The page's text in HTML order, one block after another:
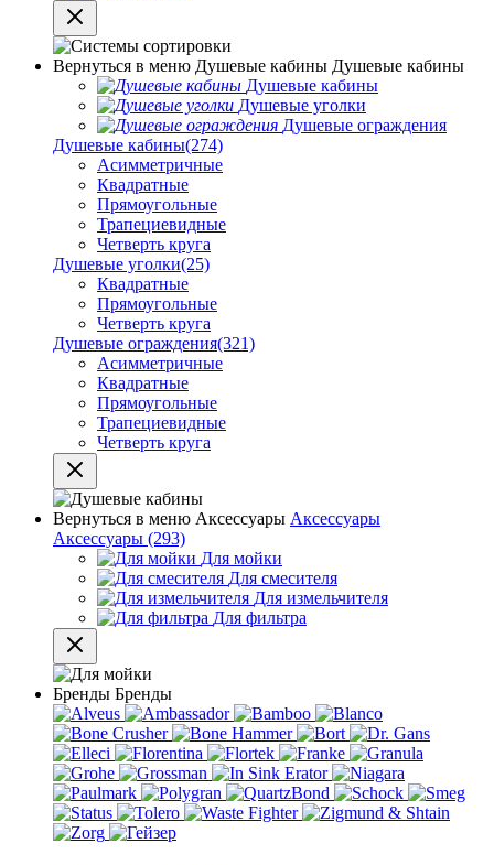
Вернуться в меню Душевые кабины Душевые кабины
Душевые кабины
Душевые уголки
Душевые ограждения
Душевые кабины(274)
Асимметричные
Квадратные
Прямоугольные
Трапециевидные
Четверть круга
Душевые уголки(25)
Квадратные
Прямоугольные
Четверть круга
Душевые ограждения(321)
Асимметричные
Квадратные
Прямоугольные
Трапециевидные
Четверть круга
Вернуться в меню Аксессуары Аксессуары
Аксессуары (293)
Для мойки
Для смесителя
Для измельчителя
Для фильтра
Бренды Бренды